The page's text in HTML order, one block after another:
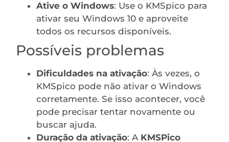
Ative o Windows: Use o KMSpico para
ativar seu Windows 10 e aproveite
todos os recursos disponíveis.
Possíveis problemas
Dificuldades na ativação: Às vezes, o
KMSpico pode não ativar o Windows
corretamente. Se isso acontecer, você
pode precisar tentar novamente ou
buscar ajuda.
Duração da ativação: A KMSPico